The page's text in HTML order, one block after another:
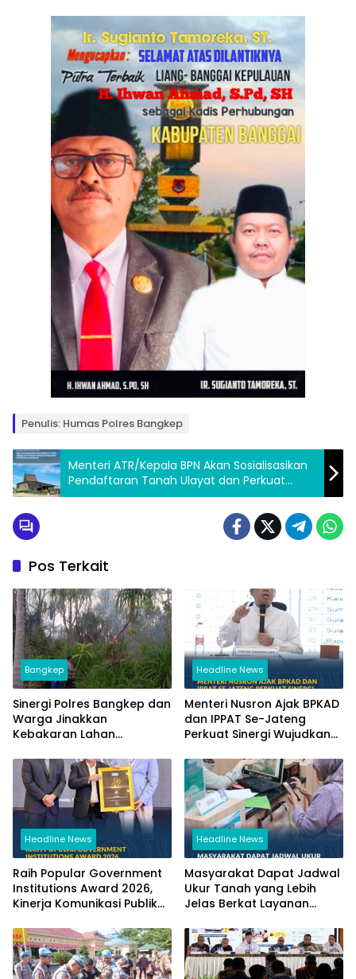
Penulis: Humas Polres Bangkep
Menteri ATR/Kepala BPN Akan Sosialisasikan
Pendaftaran Tanah Ulayat dan Perkuat
Sinergi Pertanahan di Kalimantan Selatan
Pos Terkait
Bangkep
Sinergi Polres Bangkep dan
Warga Jinakkan
Kebakaran Lahan
Headline News
Menteri Nusron Ajak BPKAD
dan IPPAT Se-Jateng
Perkuat Sinergi Wujudkan
Pertanahan
Headline News
Raih Popular Government
Institutions Award 2026,
Kinerja Komunikasi Publik
Kembali Diakui
Headline News
Masyarakat Dapat Jadwal
Ukur Tanah yang Lebih
Jelas Berkat Layanan